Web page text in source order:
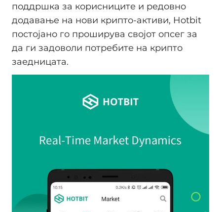
поддршка за корисниците и редовно
додавање на нови крипто-активи, Hotbit
постојано го проширува својот опсег за
да ги задоволи потребите на крипто
заедницата.